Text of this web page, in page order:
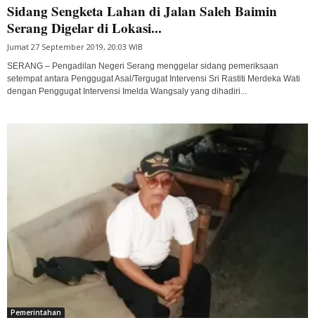
Sidang Sengketa Lahan di Jalan Saleh Baimin
Serang Digelar di Lokasi...
Jumat 27 September 2019, 20:03 WIB
SERANG – Pengadilan Negeri Serang menggelar sidang pemeriksaan
setempat antara Penggugat Asal/Tergugat Intervensi Sri Rastiti Merdeka Wati
dengan Penggugat Intervensi Imelda Wangsaly yang dihadiri...
Pemerintahan